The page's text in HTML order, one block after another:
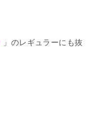
」のレギュラーにも抜